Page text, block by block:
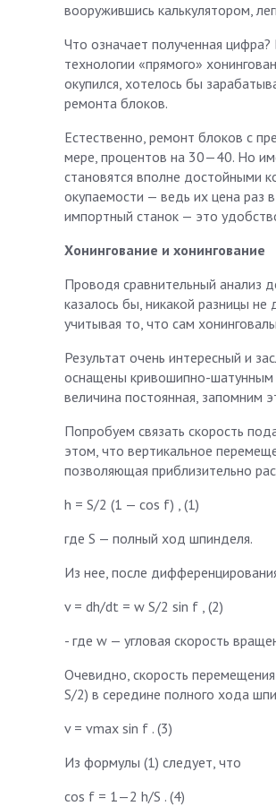
вооружившись калькулятором,
Что означает полученная
технологии «прямого»
окупился, хотелось бы
ремонта блоков.
Естественно, ремонт блоков с
мере, процентов на 30—40. Но
становятся вполне достойными
окупаемости — ведь их цена раз
импортный станок — это
Хонингование и хонингование
Проводя сравнительный анализ
казалось бы, никакой разницы
учитывая то, что сам
Результат очень интересный и
оснащены кривошипно-шатунным
величина постоянная, запомним
Попробуем связать скорость
этом, что вертикальное
позволяющая приблизительно
h = S/2 (1 — cos f) , (1)
где S — полный ход шпинделя.
Из нее, после
v = dh/dt = w S/2 sin f , (2)
- где w — угловая скорость
Очевидно, скорость
S/2) в середине полного хода
v = vmax sin f . (3)
Из формулы (1) следует, что
cos f = 1—2 h/S . (4)